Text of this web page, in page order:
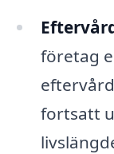
företag
fortsatt